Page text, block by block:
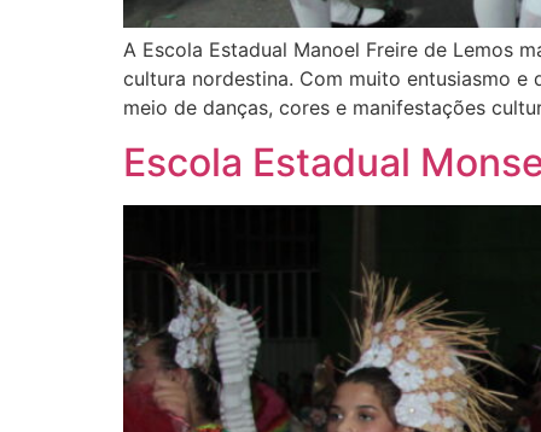
A Escola Estadual Manoel Freire de Lemos
cultura nordestina. Com muito entusiasmo
meio de danças, cores e manifestações
Escola Estadual